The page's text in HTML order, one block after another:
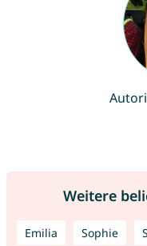
Weitere
Emilia Sophie